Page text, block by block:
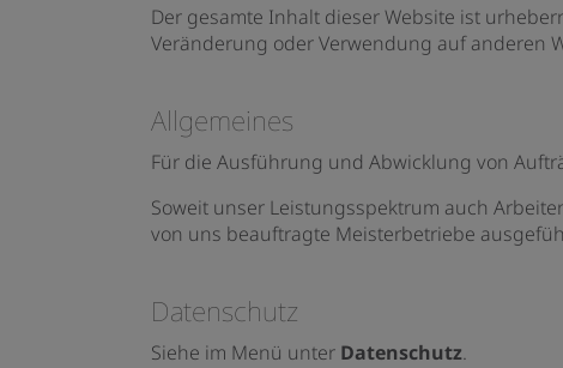
Der gesamte Inhalt dieser Website ist
Veränderung oder Verwendung auf anderen
Allgemeines
Für die Ausführung und Abwicklung von
Soweit unser Leistungsspektrum auch
von uns beauftragte Meisterbetriebe
Datenschutz
Siehe im Menü unter Datenschutz.